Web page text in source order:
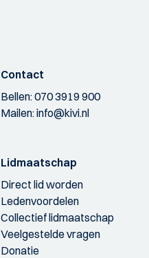
Contact
Bellen:070 3919 900
Mailen:info@kivi.nl
Lidmaatschap
Direct lid worden
Ledenvoordelen
Collectief lidmaatschap
Veelgestelde vragen
Donatie